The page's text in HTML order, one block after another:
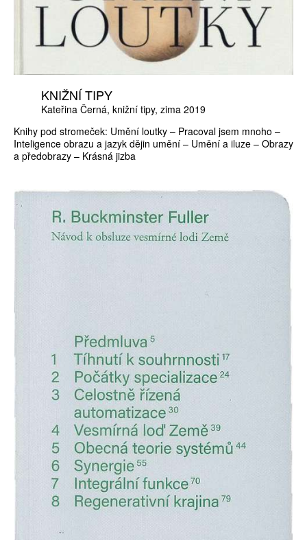
KNIŽNÍ TIPY
Kateřina Černá knižní tipy zima 2019
Knihy pod stromeček: Umění loutky – Pracoval jsem mnoho –
Inteligence obrazu a jazyk dějin umění – Umění a iluze – Obrazy
a předobrazy – Krásná jizba